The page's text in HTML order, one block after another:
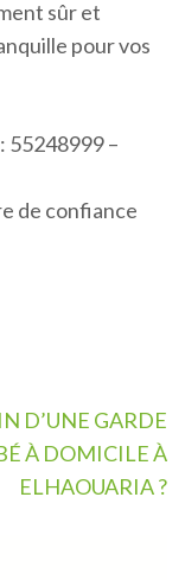
sûr et
pour vos
55248999 –
de confiance
D’UNE GARDE
À DOMICILE À
ELHAOUARIA ?